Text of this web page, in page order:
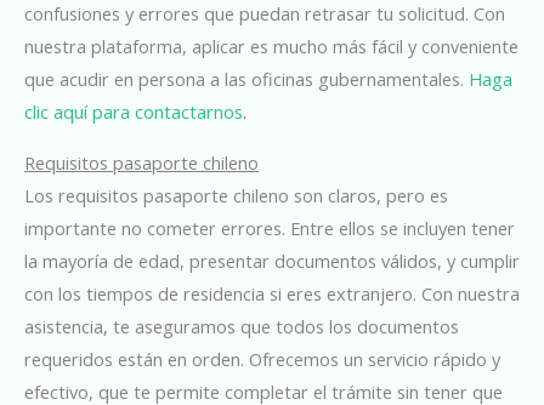
confusiones y errores que puedan retrasar tu solicitud. Con
nuestra plataforma, aplicar es mucho más fácil y conveniente
que acudir en persona a las oficinas gubernamentales. Haga
clic aquí para contactarnos.
Requisitos pasaporte chileno
Los requisitos pasaporte chileno son claros, pero es
importante no cometer errores. Entre ellos se incluyen tener
la mayoría de edad, presentar documentos válidos, y cumplir
con los tiempos de residencia si eres extranjero. Con nuestra
asistencia, te aseguramos que todos los documentos
requeridos están en orden. Ofrecemos un servicio rápido y
efectivo, que te permite completar el trámite sin tener que